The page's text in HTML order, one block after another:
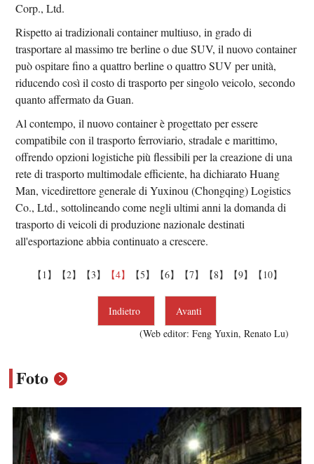
Corp., Ltd.
Rispetto ai tradizionali container multiuso, in grado di
trasportare al massimo tre berline o due SUV, il nuovo container
può ospitare fino a quattro berline o quattro SUV per unità,
riducendo così il costo di trasporto per singolo veicolo, secondo
quanto affermato da Guan.
Al contempo, il nuovo container è progettato per essere
compatibile con il trasporto ferroviario, stradale e marittimo,
offrendo opzioni logistiche più flessibili per la creazione di una
rete di trasporto multimodale efficiente, ha dichiarato Huang
Man, vicedirettore generale di Yuxinou (Chongqing) Logistics
Co., Ltd., sottolineando come negli ultimi anni la domanda di
trasporto di veicoli di produzione nazionale destinati
all'esportazione abbia continuato a crescere.
【1】 【2】 【3】 【4】 【5】 【6】 【7】 【8】 【9】 【10】
Indietro
Avanti
(Web editor: Feng Yuxin, Renato Lu)
Foto